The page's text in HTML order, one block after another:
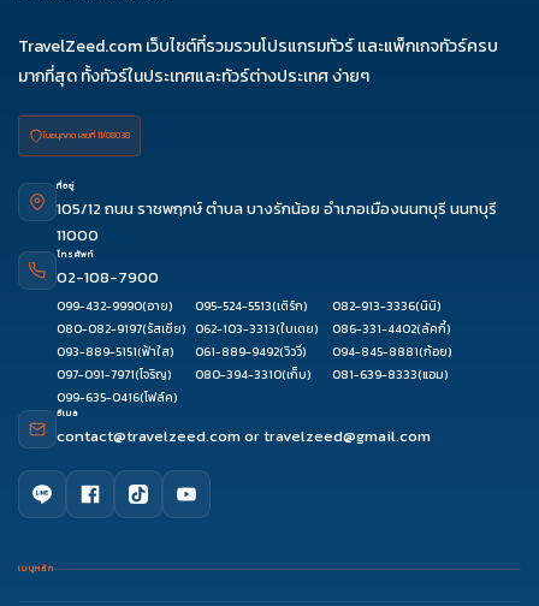
TravelZeed.com เว็บไซต์ที่รวมรวมโปรแกรมทัวร์ และแพ็กเกจทัวร์ครบ
มากที่สุด ทั้งทัวร์ในประเทศและทัวร์ต่างประเทศ ง่ายๆ
ใบอนุญาต เลขที่ 11/08038
ที่อยู่
105/12 ถนน ราชพฤกษ์ ตำบล บางรักน้อย อำเภอเมืองนนทบุรี นนทบุรี
11000
โทรศัพท์
02-108-7900
099-432-9990(อาย) 095-524-5513(เติร์ก) 082-913-3336(นินิ)
080-082-9197(รัสเซีย) 062-103-3313(ใบเตย) 086-331-4402(ลัคกี้)
093-889-5151(ฟ้าใส) 061-889-9492(วิววี่) 094-845-8881(ก้อย)
097-091-7971(โจริญ) 080-394-3310(เก็บ) 081-639-8333(แอม)
099-635-0416(โฟล์ค)
อีเมล
contact@travelzeed.comortravelzeed@gmail.com
เมนูหลัก